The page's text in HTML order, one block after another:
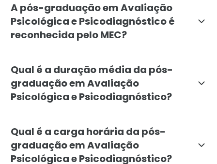
A pós-graduação em Avaliação
Psicológica e Psicodiagnóstico é
reconhecida pelo MEC?
Qual é a duração média da pós-
graduação em Avaliação
Psicológica e Psicodiagnóstico?
Qual é a carga horária da pós-
graduação em Avaliação
Psicológica e Psicodiagnóstico?